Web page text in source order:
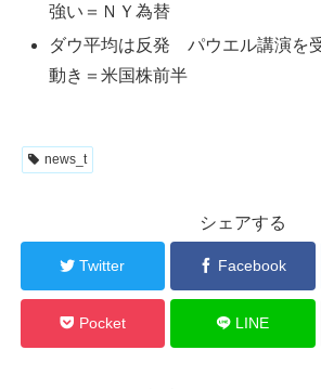
強い＝ＮＹ為替
ダウ平均は反発 パウエル講演を
動き＝米国株前半
news_t
シェアする
Twitter Facebook
Pocket LINE